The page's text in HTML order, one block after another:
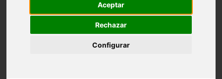
Aceptar
Rechazar
Configurar
Alicante - elx